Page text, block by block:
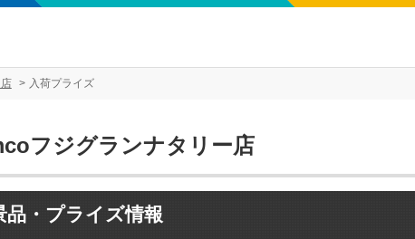
入荷プライズ
フジグランナタリー店
品・プライズ情報